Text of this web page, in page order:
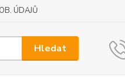
ÚDAJŮ
Hledat